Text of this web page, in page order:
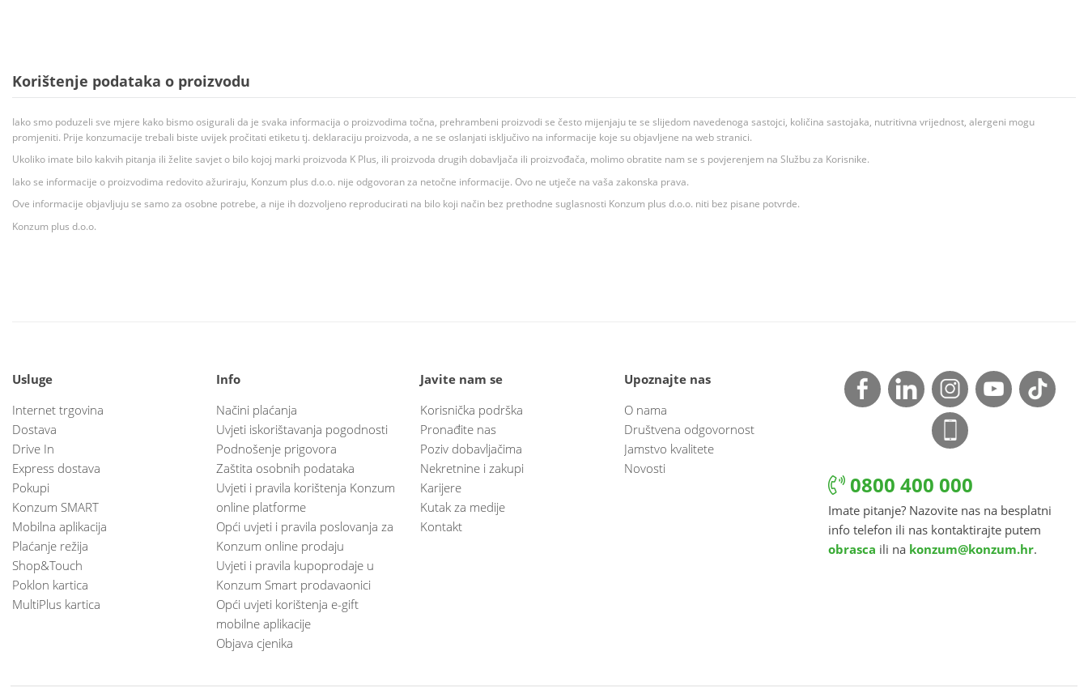
Korištenje podataka o proizvodu
Iako smo poduzeli sve mjere kako bismo osigurali da je svaka informacija o proizvodima točna, prehrambeni proizvodi se često mijenjaju te se slijedom navedenoga sastojci, količina sastojaka, nutritivna vrijednost, alergeni mogu
promjeniti. Prije konzumacije trebali biste uvijek pročitati etiketu tj. deklaraciju proizvoda, a ne se oslanjati isključivo na informacije koje su objavljene na web stranici.
Ukoliko imate bilo kakvih pitanja ili želite savjet o bilo kojoj marki proizvoda K Plus, ili proizvoda drugih dobavljača ili proizvođača, molimo obratite nam se s povjerenjem na Službu za Korisnike.
Iako se informacije o proizvodima redovito ažuriraju, Konzum plus d.o.o. nije odgovoran za netočne informacije. Ovo ne utječe na vaša zakonska prava.
Ove informacije objavljuju se samo za osobne potrebe, a nije ih dozvoljeno reproducirati na bilo koji način bez prethodne suglasnosti Konzum plus d.o.o. niti bez pisane potvrde.
Konzum plus d.o.o.
Usluge
Internet trgovina
Dostava
Drive In
Express dostava
Pokupi
Konzum SMART
Mobilna aplikacija
Plaćanje režija
Shop&Touch
Poklon kartica
MultiPlus kartica
Info
Načini plaćanja
Uvjeti iskorištavanja pogodnosti
Podnošenje prigovora
Zaštita osobnih podataka
Uvjeti i pravila korištenja Konzum
online platforme
Opći uvjeti i pravila poslovanja za
Konzum online prodaju
Uvjeti i pravila kupoprodaje u
Konzum Smart prodavaonici
Opći uvjeti korištenja e-gift
mobilne aplikacije
Objava cjenika
Javite nam se
Korisnička podrška
Pronađite nas
Poziv dobavljačima
Nekretnine i zakupi
Karijere
Kutak za medije
Kontakt
Upoznajte nas
O nama
Društvena odgovornost
Jamstvo kvalitete
Novosti
0800 400 000
Imate pitanje? Nazovite nas na besplatni
info telefon ili nas kontaktirajte putem
obrasca ili na konzum@konzum.hr.